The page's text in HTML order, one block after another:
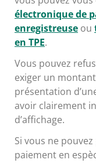
électronique de
enregistreuse ou
en TPE.
Vous pouvez
exiger un
présentation
avoir clairement
d’affichage.
Si vous ne
paiement en